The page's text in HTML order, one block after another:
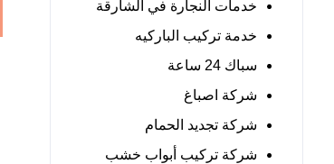
خدمات النجارة في الشارقة
خدمة تركيب الباركيه
سباك 24 ساعة
شركة اصباغ
شركة تجديد الحمام
شركة تركيب أبواب خشب